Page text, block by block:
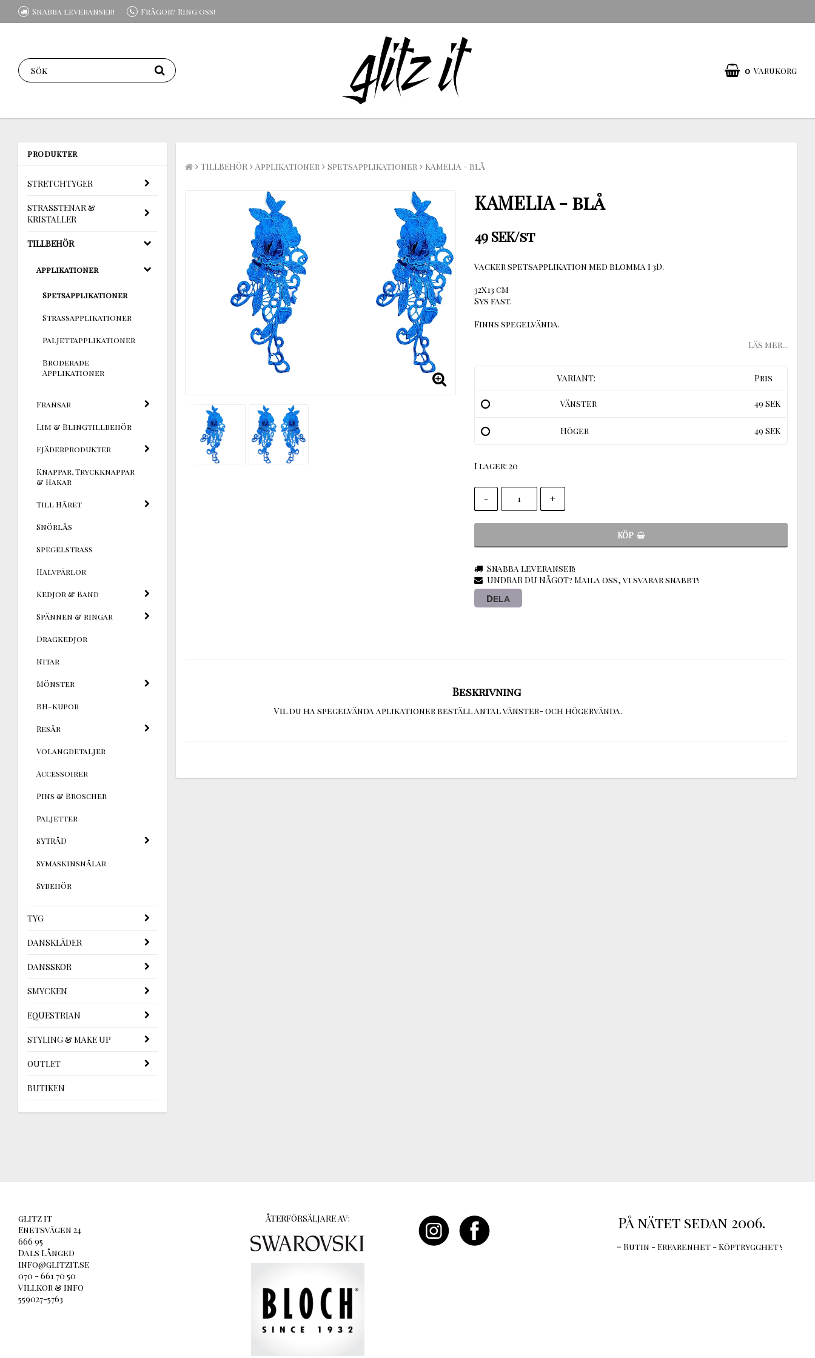
Snabba leveranser! Frågor? Ring oss!
0 Varukorg
PRODUKTER
STRETCHTYGER
STRASSTENAR &
KRISTALLER
TILLBEHÖR
Applikationer
Spetsapplikationer
Strassapplikationer
Paljettapplikationer
Broderade
Applikationer
Fransar
Lim & Blingtillbehör
Fjäderprodukter
Knappar, Tryckknappar
& Hakar
Till Håret
Snörlås
Spegelstrass
Halvpärlor
Kedjor & Band
Spännen & ringar
Dragkedjor
Nitar
Mönster
BH-kupor
Resår
Volangdetaljer
Accessoirer
Pins & Broscher
Paljetter
SYTRÅD
Symaskinsnålar
Sybehör
TYG
DANSKLÄDER
DANSSKOR
SMYCKEN
EQUESTRIAN
STYLING & MAKE UP
OUTLET
BUTIKEN
TILLBEHÖR Applikationer Spetsapplikationer KAMELIA - blå
KAMELIA - blå
49 SEK/st
Vacker spetsapplikation med blomma i 3D.
32x13 cm
Sys fast.
Finns spegelvända.
Läs mer...
VARIANT: Pris
Vänster 49 SEK
Höger 49 SEK
I lager: 20
- +
KÖP
Snabba leveranser!
UNDRAR DU NÅGOT? Maila oss, vi svarar snabbt!
DELA
Beskrivning
Vil du ha spegelvända aplikationer beställ antal vänster- och högervända.
glitz it
Enetsvägen 24
666 95
Dals Långed
info@glitzit.se
070 - 661 70 50
Villkor & info
559027-5763
ÅTERFÖRSÄLJARE AV: På nätet sedan 2006.
= Rutin - Erfarenhet - Köptrygghet !